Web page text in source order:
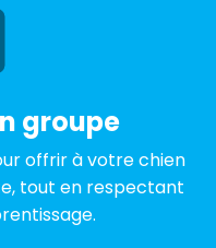
groupe
offrir à votre chien
tout en respectant